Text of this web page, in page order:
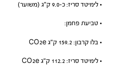
• לימיטד סריז: כ-9.0 ק”ג (משוער)
• טביעת פחמן:
• בלו קרבון: 159.2 ק”ג CO2e
• לימיטד סריז: 112.2 ק”ג CO2e